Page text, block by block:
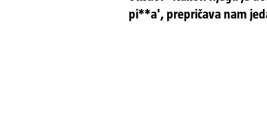
pi**a', prepričava nam